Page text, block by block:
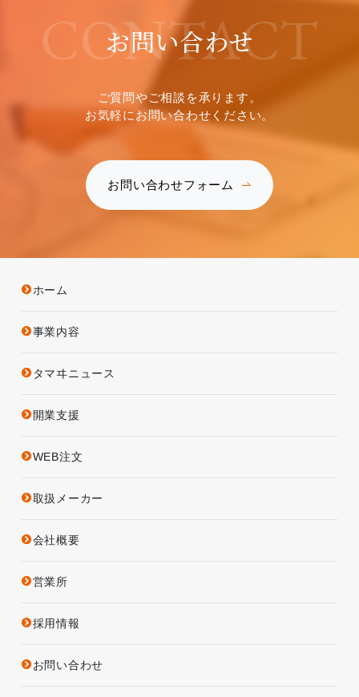
CONTACT
お問い合わせ
ご質問やご相談を承ります。
お気軽にお問い合わせください。
お問い合わせフォーム
ホーム
事業内容
タマヰニュース
開業支援
WEB注文
取扱メーカー
会社概要
営業所
採用情報
お問い合わせ